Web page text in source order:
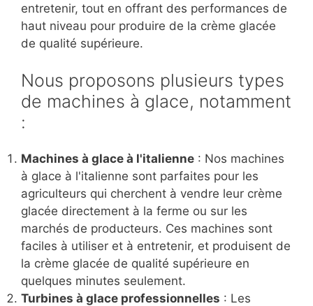
entretenir, tout en offrant des performances de
haut niveau pour produire de la crème glacée
de qualité supérieure.
Nous proposons plusieurs types
de machines à glace, notamment
:
Machines à glace à l'italienne : Nos machines
à glace à l'italienne sont parfaites pour les
agriculteurs qui cherchent à vendre leur crème
glacée directement à la ferme ou sur les
marchés de producteurs. Ces machines sont
faciles à utiliser et à entretenir, et produisent de
la crème glacée de qualité supérieure en
quelques minutes seulement.
Turbines à glace professionnelles : Les